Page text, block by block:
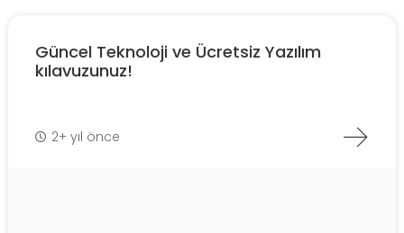
Güncel Teknoloji ve Ücretsiz Yazılım
kılavuzunuz!
2+ yıl önce